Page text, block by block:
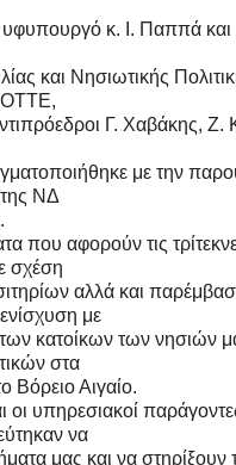
υφυπουργό κ. Ι. Παππά
ας και Νησιωτικής Πολιτικ
πρόεδροι Γ. Χαβάκης, Ζ.
ατοποιήθηκε με την
της ΝΔ
.
που αφορούν τις τρίτε
σχέση
αλλά και παρέμβασ
με
κατοίκων των νησιών
στα
Βόρειο Αιγαίο.
οι υπηρεσιακοί
ύτηκαν να
μας και να στηρίξουν